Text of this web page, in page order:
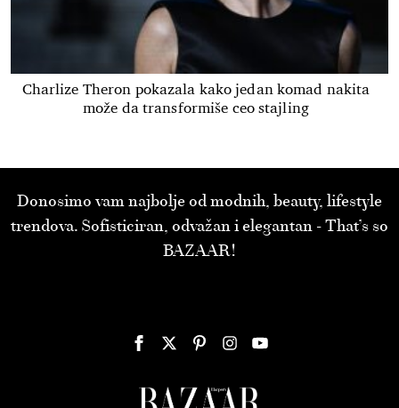
Charlize Theron pokazala kako jedan komad nakita
može da transformiše ceo stajling
Donosimo vam najbolje od modnih, beauty, lifestyle
trendova. Sofisticiran, odvažan i elegantan - That’s so
BAZAAR!